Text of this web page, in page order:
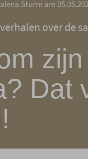
Sturm am
over de
Dat